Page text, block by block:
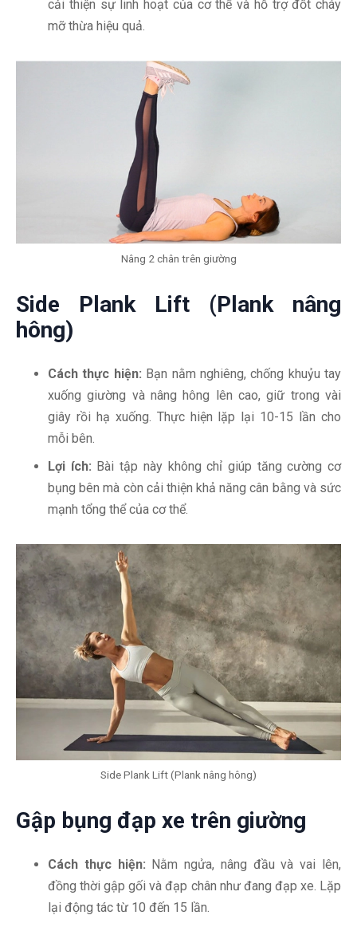
cải thiện sự linh hoạt của cơ thể và hỗ trợ đốt cháy
mỡ thừa hiệu quả.
Nâng 2 chân trên giường
Side Plank Lift (Plank nâng
hông)
Cách thực hiện: Bạn nằm nghiêng, chống khuỷu tay
xuống giường và nâng hông lên cao, giữ trong vài
giây rồi hạ xuống. Thực hiện lặp lại 10-15 lần cho
mỗi bên.
Lợi ích: Bài tập này không chỉ giúp tăng cường cơ
bụng bên mà còn cải thiện khả năng cân bằng và sức
mạnh tổng thể của cơ thể.
Side Plank Lift (Plank nâng hông)
Gập bụng đạp xe trên giường
Cách thực hiện: Nằm ngửa, nâng đầu và vai lên,
đồng thời gập gối và đạp chân như đang đạp xe. Lặp
lại động tác từ 10 đến 15 lần.